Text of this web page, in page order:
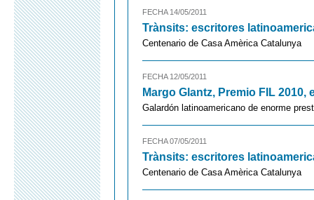
FECHA 14/05/2011
Trànsits: escritores
Centenario de Casa Amèrica Catalunya
FECHA 12/05/2011
Margo Glantz, Premio FIL 2010,
Galardón latinoamericano de enorme
FECHA 07/05/2011
Trànsits: escritores
Centenario de Casa Amèrica Catalunya